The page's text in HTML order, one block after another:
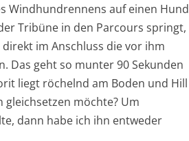
Windhundrennens auf einen Hund
Tribüne in den Parcours springt,
im Anschluss die vor ihm
Das geht so munter 90 Sekunden
liegt röchelnd am Boden und Hill
möchte? Um
dann habe ich ihn entweder